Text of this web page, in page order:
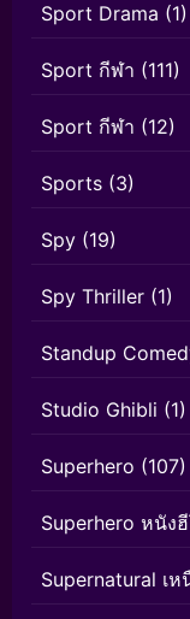
Sport Drama (1)
Sport กีฬา (111)
Sport กีฬา (12)
Sports (3)
Spy (19)
Spy Thriller (1)
Standup
Studio Ghibli (1)
Superhero (107)
Superhero หนัง
Supernatural เ